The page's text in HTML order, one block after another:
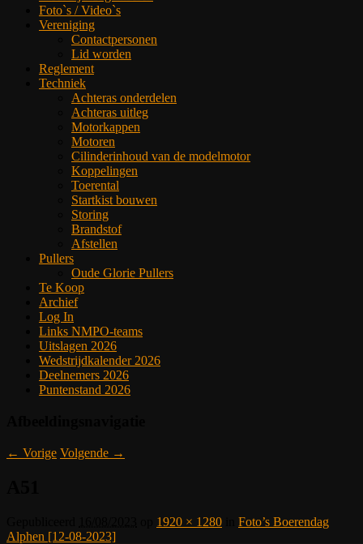
Foto`s / Video`s
Vereniging
Contactpersonen
Lid worden
Reglement
Techniek
Achteras onderdelen
Achteras uitleg
Motorkappen
Motoren
Cilinderinhoud van de modelmotor
Koppelingen
Toerental
Startkist bouwen
Storing
Brandstof
Afstellen
Pullers
Oude Glorie Pullers
Te Koop
Archief
Log In
Links NMPO-teams
Uitslagen 2026
Wedstrijdkalender 2026
Deelnemers 2026
Puntenstand 2026
← Vorige Volgende →
1920 × 1280
Foto’s Boerendag
Alphen [12-08-2023]